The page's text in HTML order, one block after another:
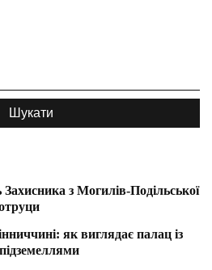
з Могилів-Подільської
як виглядає палац із